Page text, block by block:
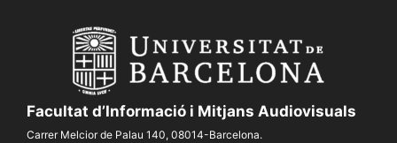
Facultat d’Informació i Mitjans Audiovisuals
Carrer Melcior de Palau 140, 08014-Barcelona.